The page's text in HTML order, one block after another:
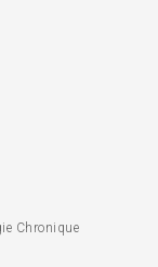
Chronique